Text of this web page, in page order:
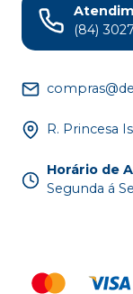
(84)
R. Princesa
Horário de
Segunda á